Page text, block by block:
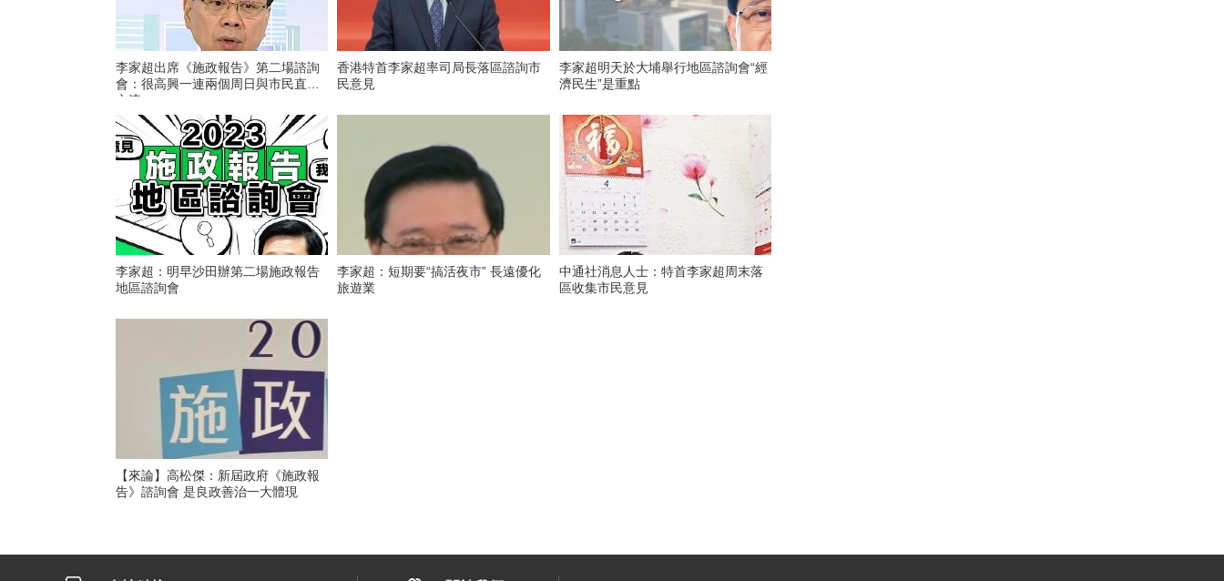
李家超出席《施政報告》第二場諮詢
會：很高興一連兩個周日與市民直接
交流
香港特首李家超率司局長落區諮詢市
民意見
李家超明天於大埔舉行地區諮詢會“經
濟民生”是重點
李家超：明早沙田辦第二場施政報告
地區諮詢會
李家超：短期要“搞活夜市” 長遠優化
旅遊業
中通社消息人士：特首李家超周末落
區收集市民意見
【來論】高松傑：新屆政府《施政報
告》諮詢會 是良政善治一大體現